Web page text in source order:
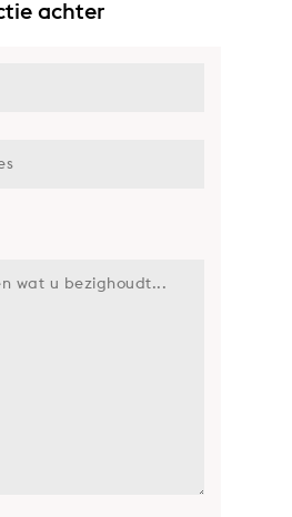
achter